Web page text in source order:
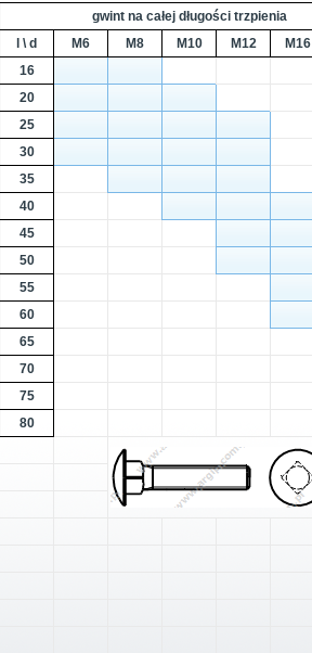
gwint na całej długości trzpienia
l \ d
M6 M8 M10 M12 M16
16
20
25
30
35
40
45
50
55
60
65
70
75
80